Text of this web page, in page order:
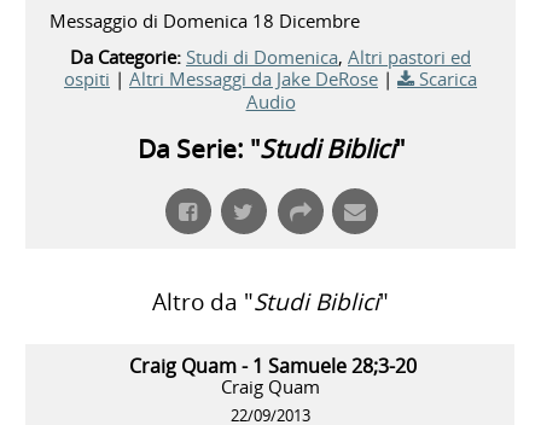
Messaggio di Domenica 18 Dicembre
Da Categorie: Studi di Domenica, Altri pastori ed
ospiti | Altri Messaggi da Jake DeRose |
Scarica
Audio
Da Serie: "Studi Biblici"
Altro da "Studi Biblici"
Craig Quam - 1 Samuele 28;3-20
Craig Quam
22/09/2013